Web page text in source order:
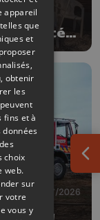
à
ont été
14/07/2026
appareil
que
et
obtenir
les
peuvent
fins et à
choix
web.
sur
votre
vous y